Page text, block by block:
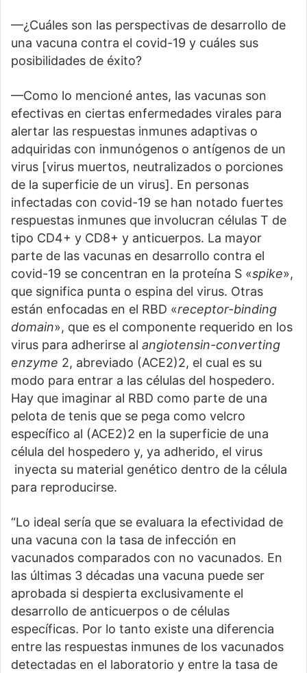
—¿Cuáles son las perspectivas de desarrollo de
una vacuna contra el covid-19 y cuáles sus
posibilidades de éxito?
—Como lo mencioné antes, las vacunas son
efectivas en ciertas enfermedades virales para
alertar las respuestas inmunes adaptivas o
adquiridas con inmunógenos o antígenos de un
virus [virus muertos, neutralizados o porciones
de la superficie de un virus]. En personas
infectadas con covid-19 se han notado fuertes
respuestas inmunes que involucran células T de
tipo CD4+ y CD8+ y anticuerpos. La mayor
parte de las vacunas en desarrollo contra el
covid-19 se concentran en la proteína S «spike»,
que significa punta o espina del virus. Otras
están enfocadas en el RBD «receptor-binding
domain», que es el componente requerido en los
virus para adherirse al angiotensin-converting
enzyme 2, abreviado (ACE2)2, el cual es su
modo para entrar a las células del hospedero.
Hay que imaginar al RBD como parte de una
pelota de tenis que se pega como velcro
específico al (ACE2)2 en la superficie de una
célula del hospedero y, ya adherido, el virus
inyecta su material genético dentro de la célula
para reproducirse.
“Lo ideal sería que se evaluara la efectividad de
una vacuna con la tasa de infección en
vacunados comparados con no vacunados. En
las últimas 3 décadas una vacuna puede ser
aprobada si despierta exclusivamente el
desarrollo de anticuerpos o de células
específicas. Por lo tanto existe una diferencia
entre las respuestas inmunes de los vacunados
detectadas en el laboratorio y entre la tasa de